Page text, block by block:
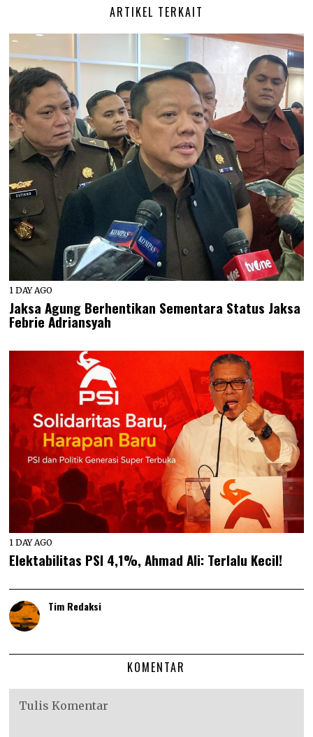
ARTIKEL TERKAIT
1 DAY AGO
Jaksa Agung Berhentikan Sementara Status Jaksa
Febrie Adriansyah
1 DAY AGO
Elektabilitas PSI 4,1%, Ahmad Ali: Terlalu Kecil!
Tim Redaksi
KOMENTAR